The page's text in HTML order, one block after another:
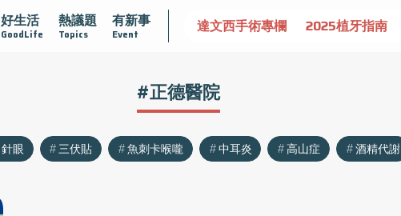
好生活
GoodLife
熱議題
Topics
有新事
Event
認識攝護腺肥大 守護骨骼健康 達文西手術專欄 2025植牙指南
#正德醫院
針眼 三伏貼 魚刺卡喉嚨 中耳炎 高山症 酒精代謝